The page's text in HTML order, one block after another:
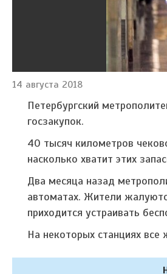
14 августа 2018
Петербургский
госзакупок.
40 тысяч километров
насколько хватит этих
Два месяца назад
автоматах. Жители
приходится устраивать
На некоторых станциях